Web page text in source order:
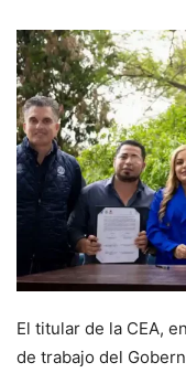
El titular de la CEA,
de trabajo del